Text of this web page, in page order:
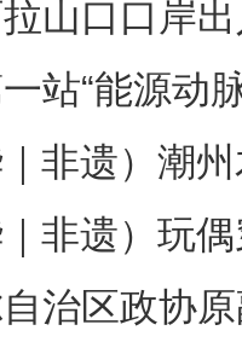
山口口岸
站“能源动
｜非遗）潮
｜非遗）玩
治区政协